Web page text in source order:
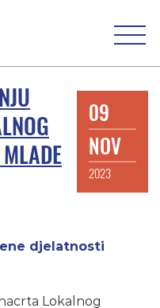
09
NOV
2023
djelatnosti
Lokalnog